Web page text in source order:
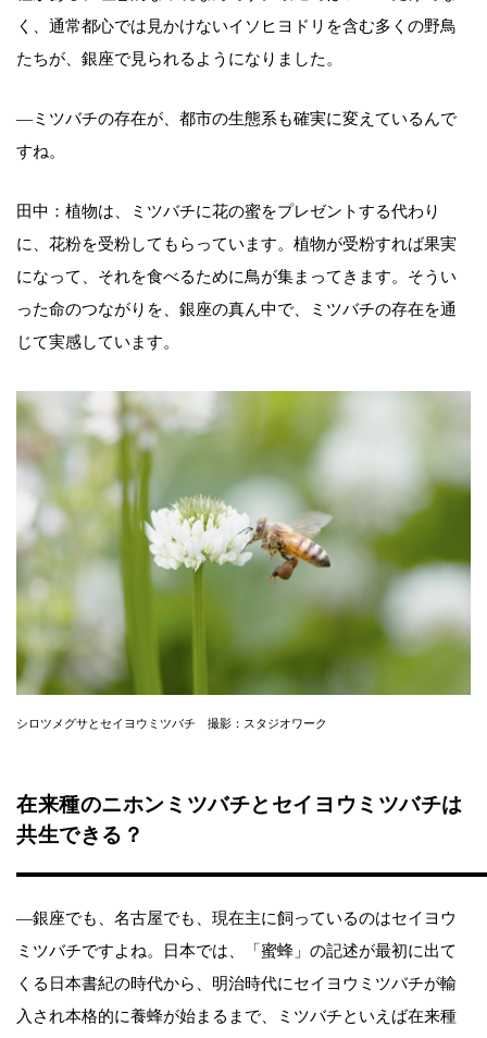
く、通常都心では見かけないイソヒヨドリを含む多くの野鳥
たちが、銀座で見られるようになりました。
―ミツバチの存在が、都市の生態系も確実に変えているんで
すね。
田中：植物は、ミツバチに花の蜜をプレゼントする代わり
に、花粉を受粉してもらっています。植物が受粉すれば果実
になって、それを食べるために鳥が集まってきます。そうい
った命のつながりを、銀座の真ん中で、ミツバチの存在を通
じて実感しています。
シロツメグサとセイヨウミツバチ 撮影：スタジオワーク
在来種のニホンミツバチとセイヨウミツバチは
共生できる？
―銀座でも、名古屋でも、現在主に飼っているのはセイヨウ
ミツバチですよね。日本では、「蜜蜂」の記述が最初に出て
くる日本書紀の時代から、明治時代にセイヨウミツバチが輸
入され本格的に養蜂が始まるまで、ミツバチといえば在来種